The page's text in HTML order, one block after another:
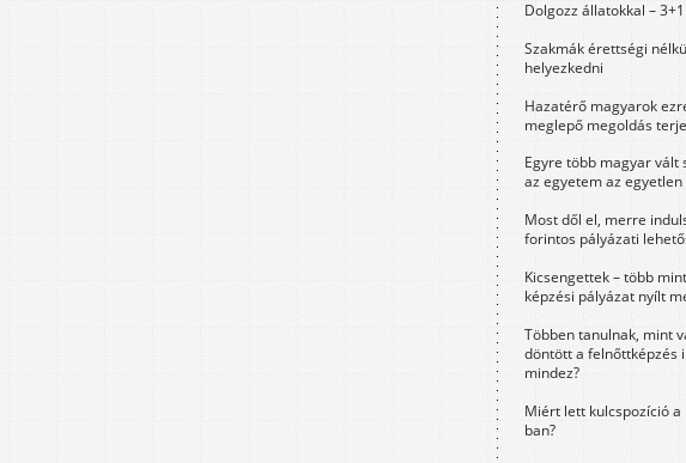
Dolgozz állatokkal –
Szakmák érettségi
helyezkedni
Hazatérő magyarok
meglepő megoldás
Egyre több magyar
az egyetem az egyetlen
Most dől el, merre
forintos pályázati
Kicsengettek – több
képzési pályázat nyílt
Többen tanulnak, mint
döntött a felnőttképzés
mindez?
Miért lett kulcspozíció
ban?